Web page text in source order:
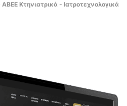
Κτηνιατρικά - Ιατροτεχνολογικά